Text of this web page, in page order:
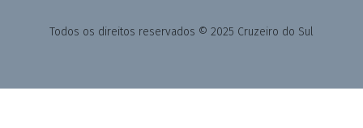
Todos os direitos reservados © 2025 Cruzeiro do Sul